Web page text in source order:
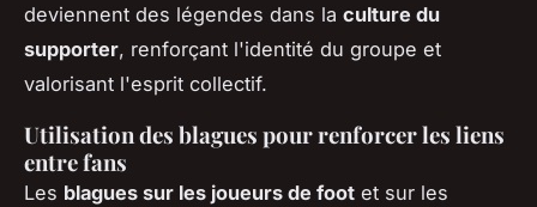
deviennent des légendes dans la culture du
supporter, renforçant l'identité du groupe et
valorisant l'esprit collectif.
Utilisation des blagues pour renforcer les liens
entre fans
Les blagues sur les joueurs de foot et sur les